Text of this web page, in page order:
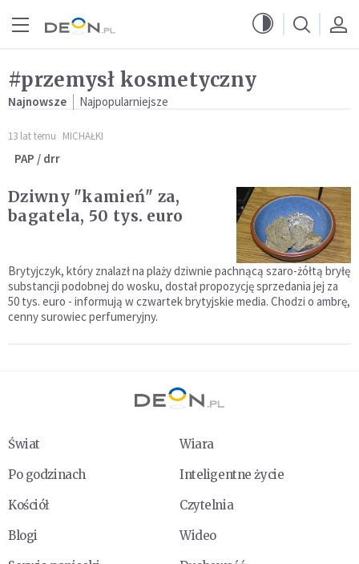
#przemysł kosmetyczny
Najnowsze Najpopularniejsze
13 lat temu MICHAŁKI
PAP / drr
Dziwny "kamień" za,
bagatela, 50 tys. euro
Brytyjczyk, który znalazł na plaży dziwnie pachnącą szaro-żółtą bryłę
substancji podobnej do wosku, dostał propozycję sprzedania jej za
50 tys. euro - informują w czwartek brytyjskie media. Chodzi o ambrę,
cenny surowiec perfumeryjny.
Świat
Wiara
Po godzinach
Inteligentne życie
Kościół
Czytelnia
Blogi
Wideo